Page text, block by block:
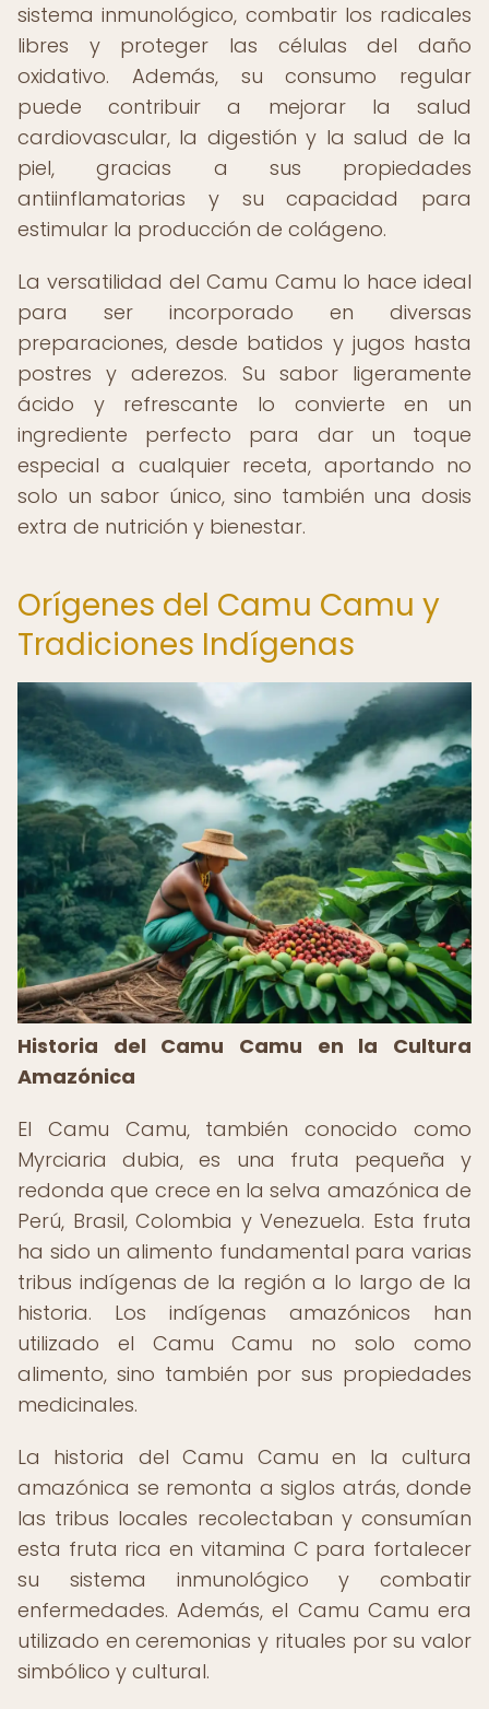
sistema inmunológico, combatir los radicales
libres y proteger las células del daño
oxidativo. Además, su consumo regular
puede contribuir a mejorar la salud
cardiovascular, la digestión y la salud de la
piel, gracias a sus propiedades
antiinflamatorias y su capacidad para
estimular la producción de colágeno.
La versatilidad del Camu Camu lo hace ideal
para ser incorporado en diversas
preparaciones, desde batidos y jugos hasta
postres y aderezos. Su sabor ligeramente
ácido y refrescante lo convierte en un
ingrediente perfecto para dar un toque
especial a cualquier receta, aportando no
solo un sabor único, sino también una dosis
extra de nutrición y bienestar.
Orígenes del Camu Camu y
Tradiciones Indígenas
Historia del Camu Camu en la Cultura
Amazónica
El Camu Camu, también conocido como
Myrciaria dubia, es una fruta pequeña y
redonda que crece en la selva amazónica de
Perú, Brasil, Colombia y Venezuela. Esta fruta
ha sido un alimento fundamental para varias
tribus indígenas de la región a lo largo de la
historia. Los indígenas amazónicos han
utilizado el Camu Camu no solo como
alimento, sino también por sus propiedades
medicinales.
La historia del Camu Camu en la cultura
amazónica se remonta a siglos atrás, donde
las tribus locales recolectaban y consumían
esta fruta rica en vitamina C para fortalecer
su sistema inmunológico y combatir
enfermedades. Además, el Camu Camu era
utilizado en ceremonias y rituales por su valor
simbólico y cultural.